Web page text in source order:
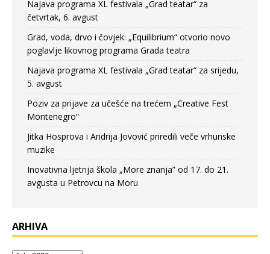
Najava programa XL festivala „Grad teatar“ za
četvrtak, 6. avgust
Grad, voda, drvo i čovjek: „Equilibrium“ otvorio novo
poglavlje likovnog programa Grada teatra
Najava programa XL festivala „Grad teatar“ za srijedu,
5. avgust
Poziv za prijave za učešće na trećem „Creative Fest
Montenegro“
Jitka Hosprova i Andrija Jovović priredili veče vrhunske
muzike
Inovativna ljetnja škola „More znanja” od 17. do 21.
avgusta u Petrovcu na Moru
ARHIVA